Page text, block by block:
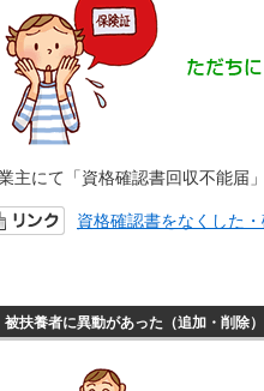
主にて「資格確認書回収不能届
資格確認書をなくした
被扶養者に異動があった（追加・削除）